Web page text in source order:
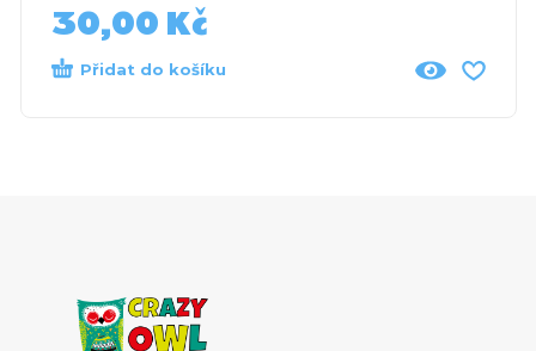
30,00 Kč
Přidat do košíku